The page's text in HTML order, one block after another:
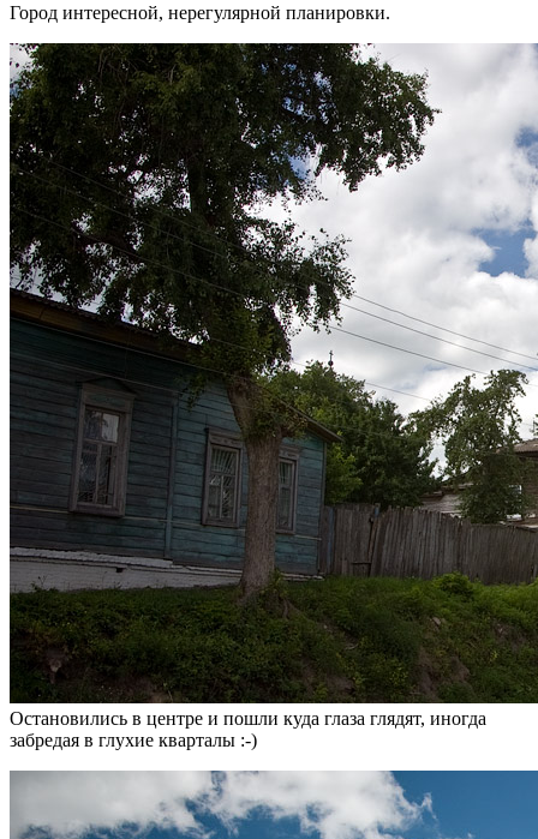
Город интересной, нерегулярной планировки.
Остановились в центре и пошли куда глаза глядят, иногда
забредая в глухие кварталы :-)